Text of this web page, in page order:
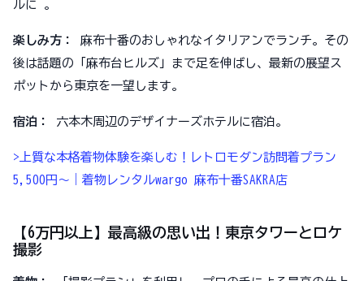
ルに 。
楽しみ方：
麻布十番のおしゃれなイタリアンでランチ。その
後は話題の「麻布台ヒルズ」まで足を伸ばし、最新の展望ス
ポットから東京を一望します。
宿泊： 六本木周辺のデザイナーズホテルに宿泊。
>上質な本格着物体験を楽しむ！レトロモダン訪問着プラン
5,500円～｜着物レンタルwargo 麻布十番SAKRA店
【6万円以上】最高級の思い出！東京タワーとロケ
撮影